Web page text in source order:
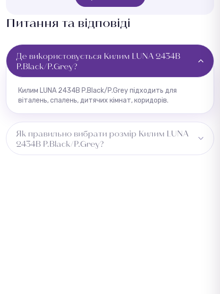
Питання та відповіді
Де використовується Килим LUNA 2434B
P.Black/P.Grey?
Килим LUNA 2434B P.Black/P.Grey підходить для
віталень, спалень, дитячих кімнат, коридорів.
Як правильно вибрати розмір Килим LUNA
2434B P.Black/P.Grey?